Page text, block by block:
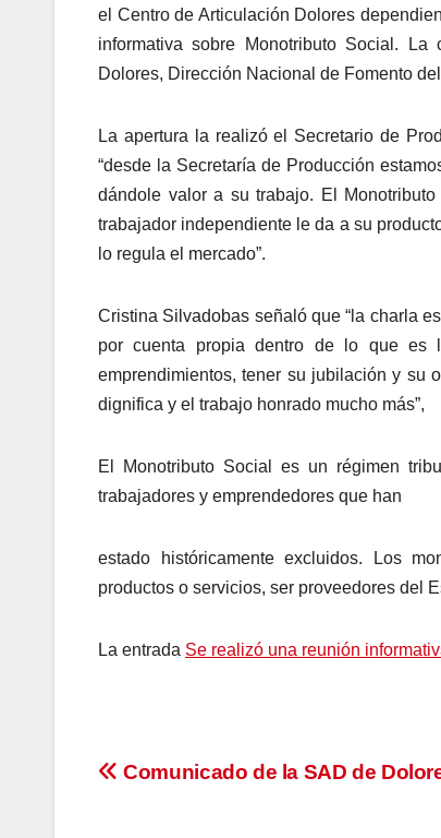
el Centro de Articulación Dolores
informativa sobre Monotributo Social.
Dolores, Dirección Nacional de Fomento
La apertura la realizó el Secretario de
“desde la Secretaría de Producción
dándole valor a su trabajo. El
trabajador independiente le da a su
lo regula el mercado”.
Cristina Silvadobas señaló que “la charla
por cuenta propia dentro de lo que es
emprendimientos, tener su jubilación y su
dignifica y el trabajo honrado mucho más”,
El Monotributo Social es un régimen
trabajadores y emprendedores que han
estado históricamente excluidos. Los
productos o servicios, ser proveedores del
La entrada Se realizó una reunión
Navegación
Comunicado de la SAD de